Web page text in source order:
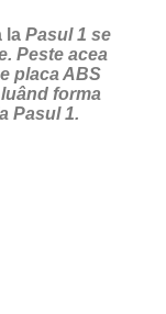
la Pasul 1 se
Peste acea
placa ABS
forma
Pasul 1.